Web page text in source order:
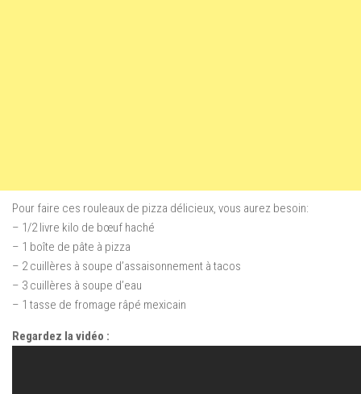
Pour faire ces rouleaux de pizza délicieux, vous aurez besoin:
– 1/2 livre kilo de bœuf haché
– 1 boîte de pâte à pizza
– 2 cuillères à soupe d’assaisonnement à tacos
– 3 cuillères à soupe d’eau
– 1 tasse de fromage râpé mexicain
Regardez la vidéo :